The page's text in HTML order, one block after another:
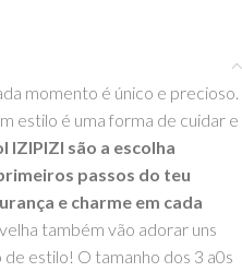
momento é único e precioso.
estilo é uma forma de cuidar e
IZIPIZI são a escolha
passos do teu
e charme em cada
também vão adorar uns
estilo! O tamanho dos 3 a0s